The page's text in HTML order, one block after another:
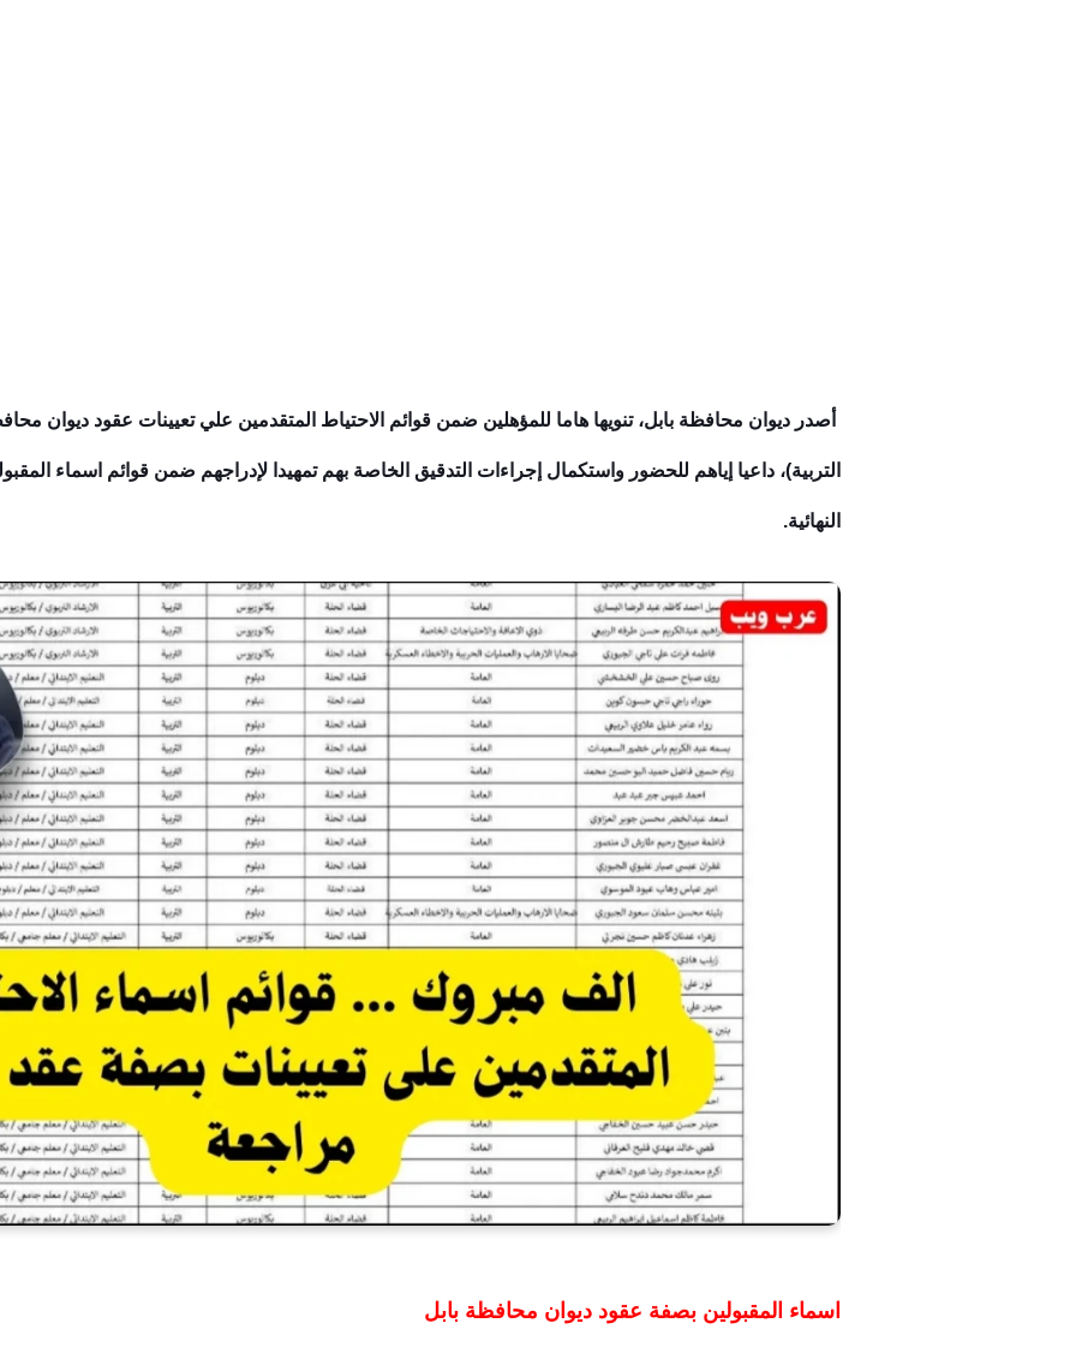
أصدر ديوان محافظة بابل، تنويها هاما للمؤهلين ضمن قوائم الاحتياط المتقدمين علي تعيينات عقود ديوان
التربية)، داعيا إياهم للحضور واستكمال إجراءات التدقيق الخاصة بهم تمهيدا لإدراجهم ضمن قوائم اسماء
النهائية.
اسماء المقبولين بصفة عقود ديوان محافظة بابل